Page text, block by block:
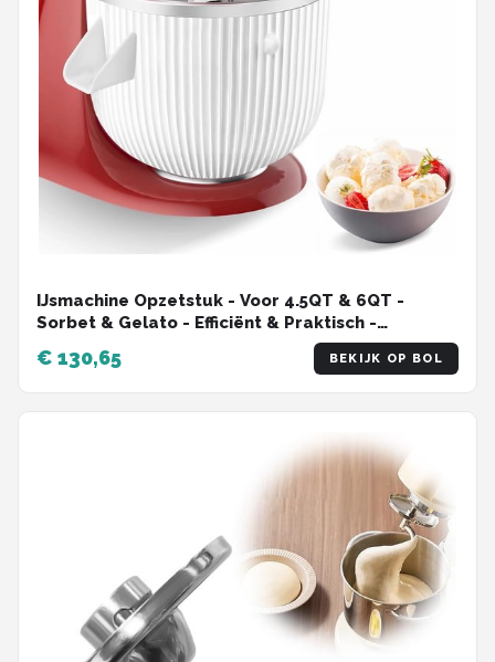
IJsmachine Opzetstuk - Voor 4.5QT & 6QT -
Sorbet & Gelato - Efficiënt & Praktisch -
Compact & Lichtgewicht - Stijlvol & Handzaam -
Duurzaam & Krachtig - Makkelijk in Gebruik -
Snel Gereed
€ 130,65 BEKIJK OP BOL